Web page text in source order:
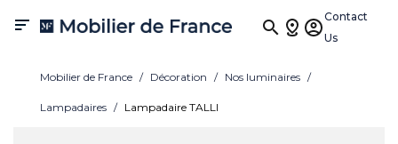

Contact
Us
Mobilier de France Décoration Nos luminaires
Lampadaires Lampadaire TALLI